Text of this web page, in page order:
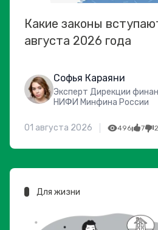
Какие законы
августа 2026 года
Софья Караяни
Эксперт Дирекции
НИФИ Минфина России
01 августа 2026 496 7 2
Для жизни